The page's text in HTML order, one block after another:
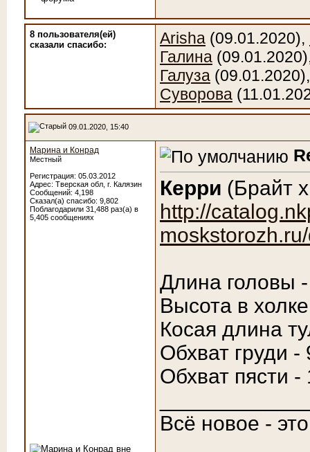
8 пользователя(ей)
сказали cпасибо:
Arisha (09.01.2020),
Галина
Галуза
Суворова
09.01.2020, 15:40
Марина и Конрад
Местный
Регистрация: 05.03.2012
Адрес: Тверская обл, г. Калязин
Сообщений: 4,198
Сказал(а) спасибо: 9,802
Поблагодарили 31,488 раз(а) в
5,405 сообщениях
Керри (Брайт
http://
Длина головы
Высота в
Косая длина
Обхват груди -
Обхват пясти -
Всё новое -